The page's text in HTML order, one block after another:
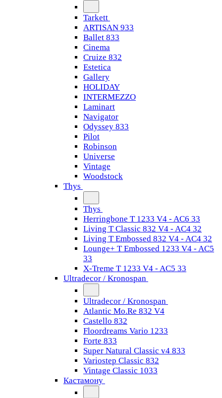
Tarkett
ARTISAN 933
Ballet 833
Cinema
Cruize 832
Estetica
Gallery
HOLIDAY
INTERMEZZO
Laminart
Navigator
Odyssey 833
Pilot
Robinson
Universe
Vintage
Woodstock
Thys
Thys
Herringbone T 1233 V4 - AC6 33
Living T Classic 832 V4 - AC4 32
Living T Embossed 832 V4 - AC4 32
Lounge+ T Embossed 1233 V4 - AC5
33
X-Treme T 1233 V4 - AC5 33
Ultradecor / Kronospan
Ultradecor / Kronospan
Atlantic Mo.Re 832 V4
Castello 832
Floordreams Vario 1233
Forte 833
Super Natural Classic v4 833
Variostep Classic 832
Vintage Classic 1033
Кастамону